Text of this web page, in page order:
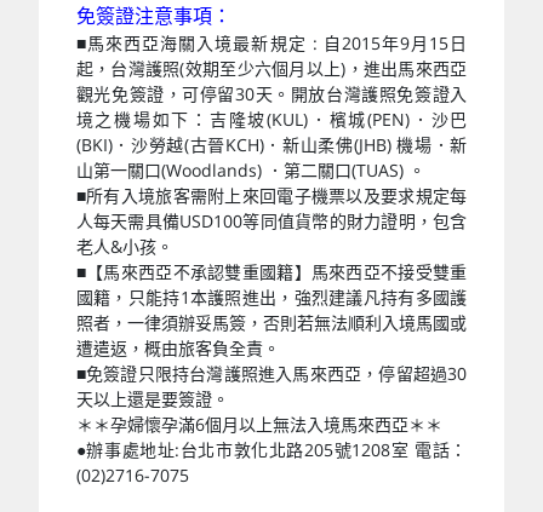
免簽證注意事項：
■馬來西亞海關入境最新規定 : 自2015年9月15日
起，台灣護照(效期至少六個月以上)，進出馬來西亞
觀光免簽證，可停留30天。開放台灣護照免簽證入
境之機場如下：吉隆坡(KUL)．檳城(PEN)．沙巴
(BKI)．沙勞越(古晉KCH)．新山柔佛(JHB) 機場．新
山第一關口(Woodlands) ．第二關口(TUAS) 。
■所有入境旅客需附上來回電子機票以及要求規定每
人每天需具備USD100等同值貨幣的財力證明，包含
老人&小孩。
■【馬來西亞不承認雙重國籍】馬來西亞不接受雙重
國籍，只能持1本護照進出，強烈建議凡持有多國護
照者，一律須辦妥馬簽，否則若無法順利入境馬國或
遭遣返，概由旅客負全責。
■免簽證只限持台灣護照進入馬來西亞，停留超過30
天以上還是要簽證。
＊＊孕婦懷孕滿6個月以上無法入境馬來西亞＊＊
●辦事處地址:台北市敦化北路205號1208室 電話：
(02)2716-7075